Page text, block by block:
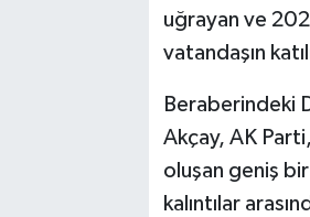
uğrayan ve
vatandaşın
Beraberindeki
Akçay, AK
oluşan geniş
kalıntılar